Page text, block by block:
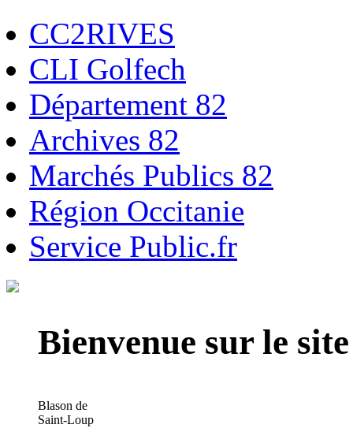
CC2RIVES
CLI Golfech
Département 82
Archives 82
Marchés Publics 82
Région Occitanie
Service Public.fr
Bienvenue sur le
Blason de
Saint-Loup